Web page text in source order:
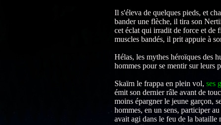
Il s'éleva de quelques pieds, et
bander une flèche, il tira son
cet éclat qui irradit de force et de
muscles bandés, il prit appuie à
Hélas, les mythes héroïques des
hommes pour se mentir sur leurs
Skaïrn le frappa en plein vol, ses
émit son dernier râle avant de
moins épargner le jeune garçon,
hommes, en un sens, participer
avait agi dans le feu de la